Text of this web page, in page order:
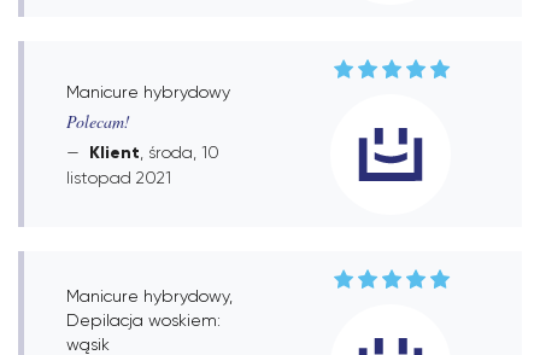
Manicure hybrydowy
Polecam!
Klient , środa, 10
listopad 2021
Manicure hybrydowy,
Depilacja woskiem:
wąsik